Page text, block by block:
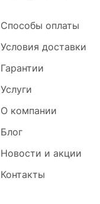
Способы оплаты
Условия доставки
Гарантии
Услуги
О компании
Блог
Новости и акции
Контакты